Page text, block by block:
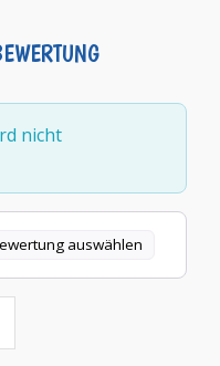
nicht
auswählen